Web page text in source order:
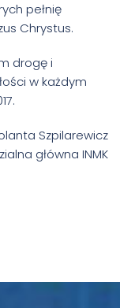
pełnię
Chrystus.
drogę i
w każdym
Szpilarewicz
główna INMK